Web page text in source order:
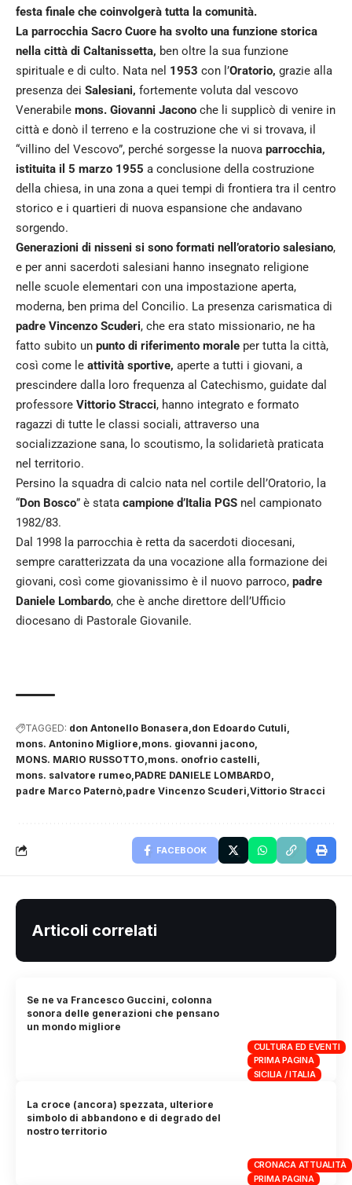
festa finale che coinvolgerà tutta la comunità.
La parrocchia Sacro Cuore ha svolto una funzione storica
nella città di Caltanissetta, ben oltre la sua funzione
spirituale e di culto. Nata nel 1953 con l’Oratorio, grazie alla
presenza dei Salesiani, fortemente voluta dal vescovo
Venerabile mons. Giovanni Jacono che li supplicò di venire in
città e donò il terreno e la costruzione che vi si trovava, il
“villino del Vescovo”, perché sorgesse la nuova parrocchia,
istituita il 5 marzo 1955 a conclusione della costruzione
della chiesa, in una zona a quei tempi di frontiera tra il centro
storico e i quartieri di nuova espansione che andavano
sorgendo.
Generazioni di nisseni si sono formati nell’oratorio salesiano,
e per anni sacerdoti salesiani hanno insegnato religione
nelle scuole elementari con una impostazione aperta,
moderna, ben prima del Concilio. La presenza carismatica di
padre Vincenzo Scuderi, che era stato missionario, ne ha
fatto subito un punto di riferimento morale per tutta la città,
così come le attività sportive, aperte a tutti i giovani, a
prescindere dalla loro frequenza al Catechismo, guidate dal
professore Vittorio Stracci, hanno integrato e formato
ragazzi di tutte le classi sociali, attraverso una
socializzazione sana, lo scoutismo, la solidarietà praticata
nel territorio.
Persino la squadra di calcio nata nel cortile dell’Oratorio, la
“Don Bosco” è stata campione d’Italia PGS nel campionato
1982/83.
Dal 1998 la parrocchia è retta da sacerdoti diocesani,
sempre caratterizzata da una vocazione alla formazione dei
giovani, così come giovanissimo è il nuovo parroco, padre
Daniele Lombardo, che è anche direttore dell’Ufficio
diocesano di Pastorale Giovanile.
TAGGED: don Antonello Bonasera don Edoardo Cutuli
mons. Antonino Migliore mons. giovanni jacono
MONS. MARIO RUSSOTTO mons. onofrio castelli
mons. salvatore rumeo PADRE DANIELE LOMBARDO
padre Marco Paternò padre Vincenzo Scuderi Vittorio Stracci
FACEBOOK
Articoli correlati
CULTURA ED EVENTI
PRIMA PAGINA
SICILIA / ITALIA
Se ne va Francesco Guccini, colonna
sonora delle generazioni che pensano
un mondo migliore
CRONACA ATTUALITÀ
PRIMA PAGINA
La croce (ancora) spezzata, ulteriore
simbolo di abbandono e di degrado del
nostro territorio